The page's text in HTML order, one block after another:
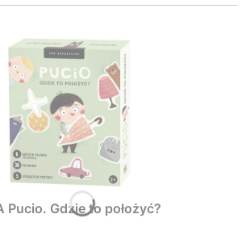
Pucio. Gdzie to położyć?